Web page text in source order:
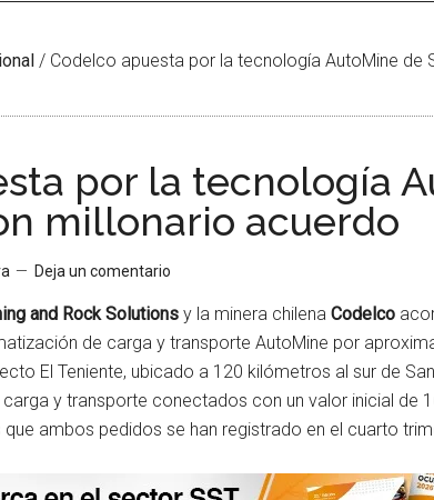
/ Codelco apuesta por la tecnología AutoMine de
por la tecnología
millonario acuerdo
Deja un comentario
and Rock Solutions y la minera chilena Codelco
de carga y transporte AutoMine por
El Teniente, ubicado a 120 kilómetros al sur de
y transporte conectados con un valor inicial de
ambos pedidos se han registrado en el cuarto